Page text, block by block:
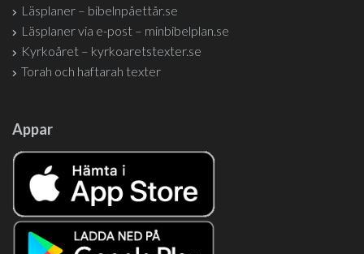
Läsplaner – bibelnpåettår.se
Läsplaner via e-post – minbibelplan.se
Kyrkoåret – kyrkoaretstexter.se
Torah och haftarah texter
Appar